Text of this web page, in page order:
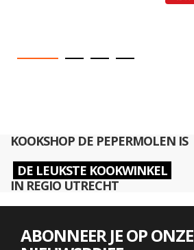
KOOKSHOP DE PEPERMOLEN IS
DE LEUKSTE KOOKWINKEL
IN REGIO UTRECHT
ABONNEER JE OP ONZE